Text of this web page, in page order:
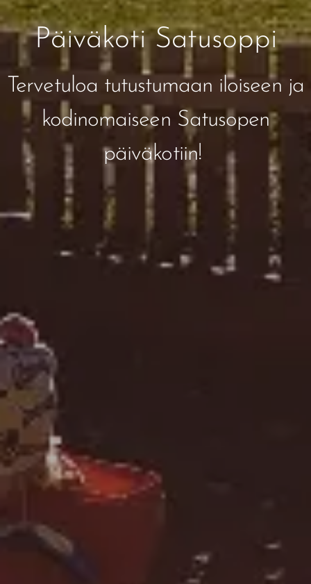
Päiväkoti Satusoppi
Tervetuloa tutustumaan iloiseen ja
kodinomaiseen Satusopen
päiväkotiin!